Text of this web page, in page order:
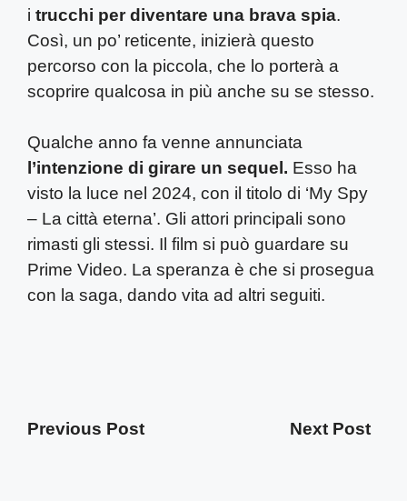
i trucchi per diventare una brava spia.
Così, un po’ reticente, inizierà questo
percorso con la piccola, che lo porterà a
scoprire qualcosa in più anche su se stesso.
Qualche anno fa venne annunciata
l’intenzione di girare un sequel. Esso ha
visto la luce nel 2024, con il titolo di ‘My Spy
– La città eterna’. Gli attori principali sono
rimasti gli stessi. Il film si può guardare su
Prime Video. La speranza è che si prosegua
con la saga, dando vita ad altri seguiti.
Previous Post Next Post